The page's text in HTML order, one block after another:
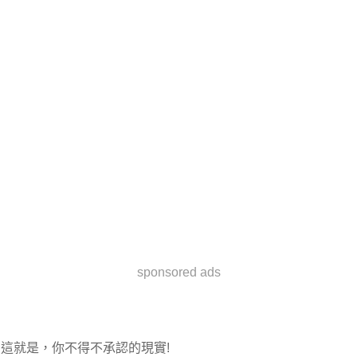
sponsored ads
這就是，你不得不承認的現實!